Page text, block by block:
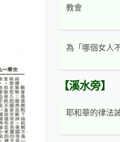
教會
為「哪個女人
【溪水旁】
耶和華的律法